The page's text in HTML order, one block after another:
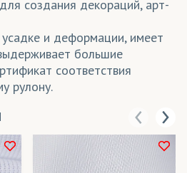
создания декораций, арт-
и деформации, имеет
большие
соответствия
рулону.